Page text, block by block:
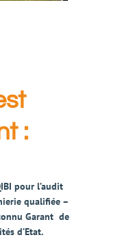
:
pour l’audit
qualifiée –
Garant de
d’Etat.